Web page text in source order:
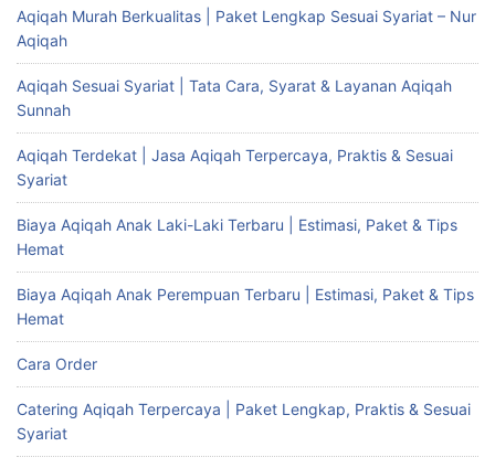
Aqiqah Murah Berkualitas | Paket Lengkap Sesuai Syariat – Nur
Aqiqah
Aqiqah Sesuai Syariat | Tata Cara, Syarat & Layanan Aqiqah
Sunnah
Aqiqah Terdekat | Jasa Aqiqah Terpercaya, Praktis & Sesuai
Syariat
Biaya Aqiqah Anak Laki-Laki Terbaru | Estimasi, Paket & Tips
Hemat
Biaya Aqiqah Anak Perempuan Terbaru | Estimasi, Paket & Tips
Hemat
Cara Order
Catering Aqiqah Terpercaya | Paket Lengkap, Praktis & Sesuai
Syariat